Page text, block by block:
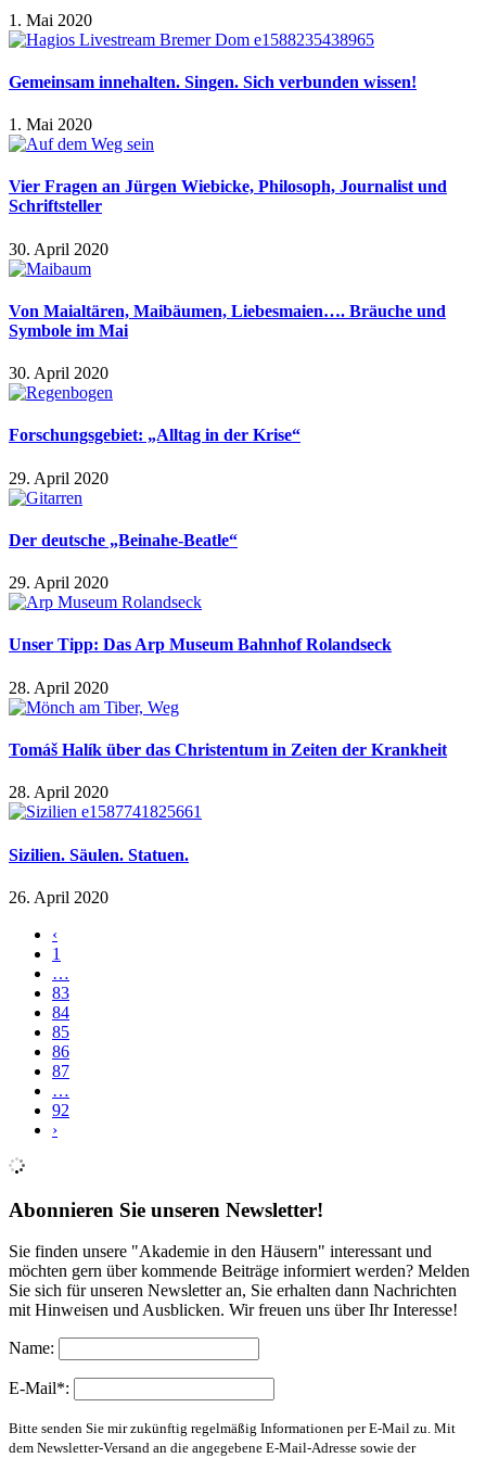
1. Mai 2020
Gemeinsam innehalten. Singen. Sich verbunden wissen!
1. Mai 2020
Vier Fragen an Jürgen Wiebicke, Philosoph, Journalist und
Schriftsteller
30. April 2020
Von Maialtären, Maibäumen, Liebesmaien…. Bräuche und
Symbole im Mai
30. April 2020
Forschungsgebiet: „Alltag in der Krise“
29. April 2020
Der deutsche „Beinahe-Beatle“
29. April 2020
Unser Tipp: Das Arp Museum Bahnhof Rolandseck
28. April 2020
Tomáš Halík über das Christentum in Zeiten der Krankheit
28. April 2020
Sizilien. Säulen. Statuen.
26. April 2020
‹
1
…
83
84
85
86
87
…
92
›
Abonnieren Sie unseren Newsletter!
Sie finden unsere "Akademie in den Häusern" interessant und
möchten gern über kommende Beiträge informiert werden? Melden
Sie sich für unseren Newsletter an, Sie erhalten dann Nachrichten
mit Hinweisen und Ausblicken. Wir freuen uns über Ihr Interesse!
Name:
E-Mail*:
Bitte senden Sie mir zukünftig regelmäßig Informationen per E-Mail zu. Mit
dem Newsletter-Versand an die angegebene E-Mail-Adresse sowie der